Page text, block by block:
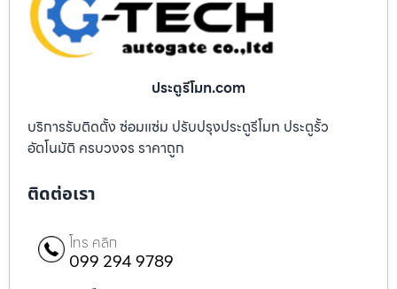
ประตูรีโมท.com
บริการรับติดตั้ง ซ่อมแซ่ม ปรับปรุงประตูรีโมท ประตูรั้ว
อัตโนมัติ ครบวงจร ราคาถูก
ติดต่อเรา
โทร คลิก
099 294 9789